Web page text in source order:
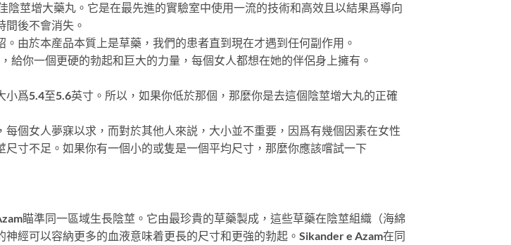
莖增大藥丸。它是在最先進的實驗室中使用一流的技術和高效且以結果爲導向
後不會消失。
由於本産品本質上是草藥，我們的患者直到現在才遇到任何副作用。
給你一個更硬的勃起和巨大的力量，每個女人都想在她的伴侶身上擁有。
爲5.4至5.6英寸。所以，如果你低於那個，那麼你是去這個陰莖增大丸的正確
個女人夢寐以求，而對於其他人來説，大小並不重要，因爲有幾個因素在女性
寸不足。如果你有一個小的或隻是一個平均尺寸，那麼你應該嚐試一下
瞄準同一區域生長陰莖。它由最珍貴的草藥製成，這些草藥在陰莖組織（海綿
經可以容納更多的血液意味着更長的尺寸和更強的勃起。Sikander e Azam在同